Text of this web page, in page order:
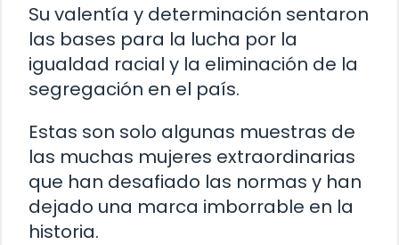
Su valentía y determinación sentaron
las bases para la lucha por la
igualdad racial y la eliminación de la
segregación en el país.
Estas son solo algunas muestras de
las muchas mujeres extraordinarias
que han desafiado las normas y han
dejado una marca imborrable en la
historia.